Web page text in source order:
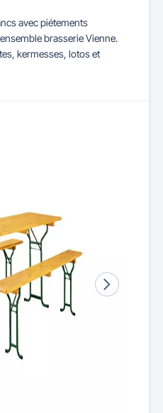
avec piétements
brasserie Vienne.
kermesses, lotos et